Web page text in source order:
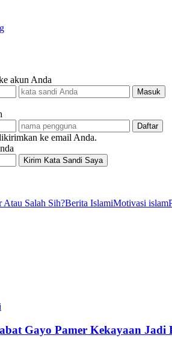
akun Anda
ke email Anda.
Atau Salah Sih?Berita IslamiMotivasi islam
Gayo Pamer Kekayaan Jadi